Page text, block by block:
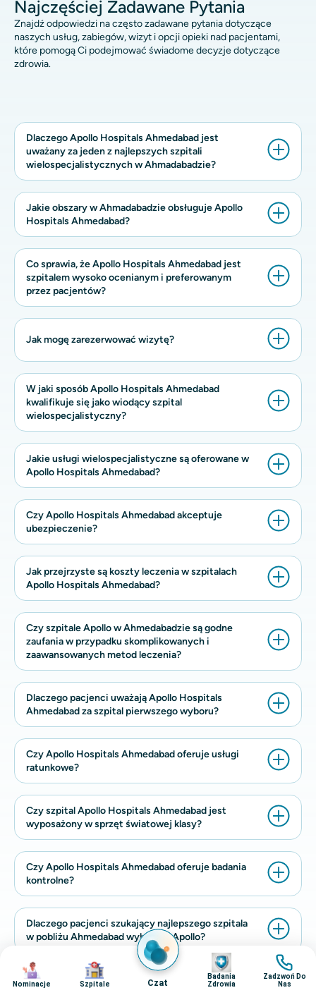
Obraz
Nominacje
Obraz
Szpitale Czat
Obraz
Badania
Zdrowia
Obraz
Zadzwoń Do
Nas
Najczęściej Zadawane Pytania
Znajdź odpowiedzi na często zadawane pytania dotyczące
naszych usług, zabiegów, wizyt i opcji opieki nad pacjentami,
które pomogą Ci podejmować świadome decyzje dotyczące
zdrowia.
Dlaczego Apollo Hospitals Ahmedabad jest
uważany za jeden z najlepszych szpitali
wielospecjalistycznych w Ahmadabadzie?
Jakie obszary w Ahmadabadzie obsługuje Apollo
Hospitals Ahmedabad?
Co sprawia, że ​​Apollo Hospitals Ahmedabad jest
szpitalem wysoko ocenianym i preferowanym
przez pacjentów?
Jak mogę zarezerwować wizytę?
W jaki sposób Apollo Hospitals Ahmedabad
kwalifikuje się jako wiodący szpital
wielospecjalistyczny?
Jakie usługi wielospecjalistyczne są oferowane w
Apollo Hospitals Ahmedabad?
Czy Apollo Hospitals Ahmedabad akceptuje
ubezpieczenie?
Jak przejrzyste są koszty leczenia w szpitalach
Apollo Hospitals Ahmedabad?
Czy szpitale Apollo w Ahmedabadzie są godne
zaufania w przypadku skomplikowanych i
zaawansowanych metod leczenia?
Dlaczego pacjenci uważają Apollo Hospitals
Ahmedabad za szpital pierwszego wyboru?
Czy Apollo Hospitals Ahmedabad oferuje usługi
ratunkowe?
Czy szpital Apollo Hospitals Ahmedabad jest
wyposażony w sprzęt światowej klasy?
Czy Apollo Hospitals Ahmedabad oferuje badania
kontrolne?
Dlaczego pacjenci szukający najlepszego szpitala
w pobliżu Ahmedabad wybierają Apollo?
Jakiego rodzaju zaawansowane zabiegi są